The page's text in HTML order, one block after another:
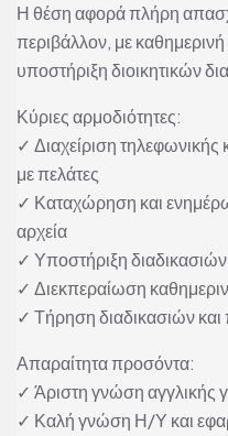
Η θέση αφορά πλήρη
περιβάλλον, με καθημερινή
υποστήριξη διοικητικών
Κύριες αρμοδιότητες:
✓ Διαχείριση τηλεφωνικής
με πελάτες
✓ Καταχώρηση και
αρχεία
✓ Υποστήριξη
✓ Διεκπεραίωση
✓ Τήρηση διαδικασιών
Απαραίτητα προσόντα:
✓ Άριστη γνώση αγγλικής
✓ Καλή γνώση Η/Υ και